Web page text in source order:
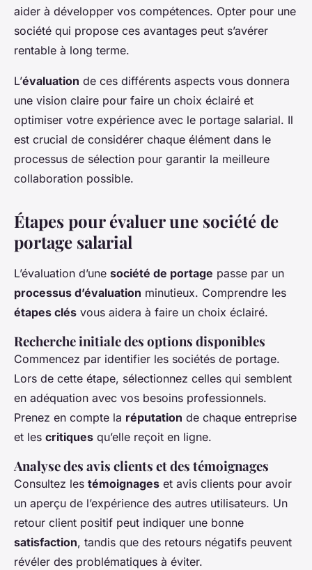
aider à développer vos compétences. Opter pour une
société qui propose ces avantages peut s’avérer
rentable à long terme.
L’évaluation de ces différents aspects vous donnera
une vision claire pour faire un choix éclairé et
optimiser votre expérience avec le portage salarial. Il
est crucial de considérer chaque élément dans le
processus de sélection pour garantir la meilleure
collaboration possible.
Étapes pour évaluer une société de
portage salarial
L’évaluation d’une société de portage passe par un
processus d’évaluation minutieux. Comprendre les
étapes clés vous aidera à faire un choix éclairé.
Recherche initiale des options disponibles
Commencez par identifier les sociétés de portage.
Lors de cette étape, sélectionnez celles qui semblent
en adéquation avec vos besoins professionnels.
Prenez en compte la réputation de chaque entreprise
et les critiques qu’elle reçoit en ligne.
Analyse des avis clients et des témoignages
Consultez les témoignages et avis clients pour avoir
un aperçu de l’expérience des autres utilisateurs. Un
retour client positif peut indiquer une bonne
satisfaction, tandis que des retours négatifs peuvent
révéler des problématiques à éviter.